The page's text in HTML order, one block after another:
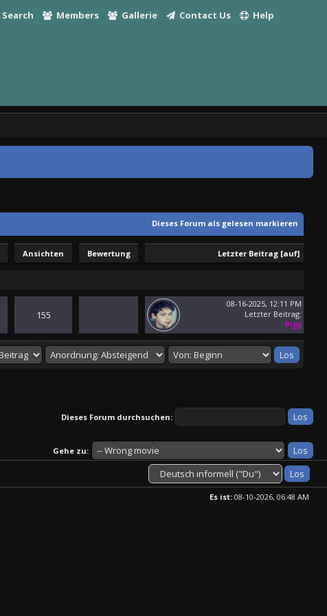
Search Members Gallerie Contact Us Help
Dieses Forum als gelesen markieren
Ansichten Bewertung Letzter Beitrag [auf]
155
08-16-2025, 12:11 PM
Letzter Beitrag:
Pigy
Dieses Forum durchsuchen:
Gehe zu:
Es ist: 08-10-2026, 06:48 AM